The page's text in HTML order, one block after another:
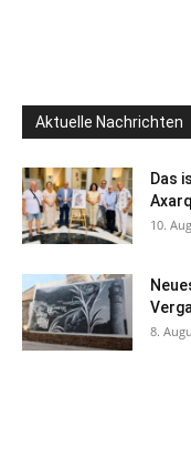
Aktuelle Nachrichten
Das
10.
8.